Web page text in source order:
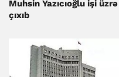
Muhsin Yazıcıoğlu işi
çıxıb